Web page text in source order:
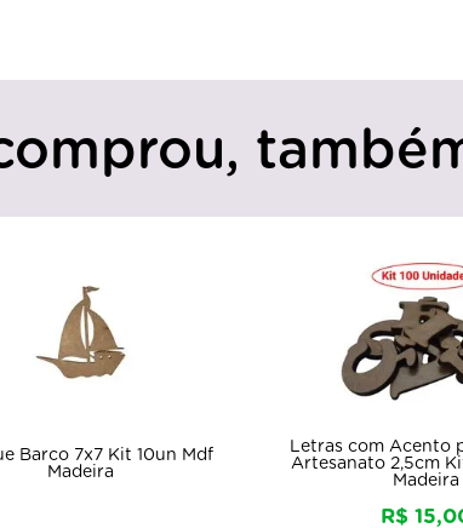
Barco 7x7 Kit 10un Mdf
Madeira
Letras com Acento
Artesanato 2,5cm
Madeira
R$